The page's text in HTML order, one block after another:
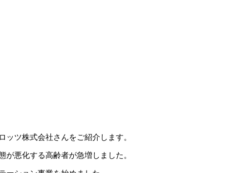
ツ株式会社さんをご紹介します。
悪化する高齢者が急増しました。